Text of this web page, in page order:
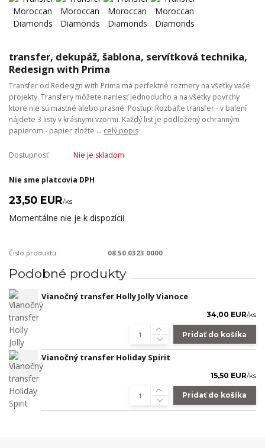
transfer, dekupáž, šablona, servítková technika,
Redesign with Prima
Transfer od Redesign with Prima má perfektné rozmery na všetky vaše
projekty. Transfery môžete naniesť jednoducho a na všetky povrchy
ktoré nie sú mastné alebo prašné. Postup: Rozbaľte transfer - v balení
nájdete 3 listy v krásnymi vzormi. Každý list je podložený ochranným
papierom - papier zložte ... celý popis
Dostupnosť Nie je skladom
Nie sme platcovia DPH
23,50 EUR/ks
Momentálne nie je k dispozícii
Číslo produktu: 08.50.0323.0000
Podobné produkty
Vianočný transfer Holly Jolly Vianoce
34,00 EUR/ks
Pridať do košíka
Vianočný transfer Holiday Spirit
15,50 EUR/ks
Pridať do košíka